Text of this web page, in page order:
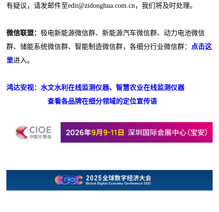
有疑议，请发邮件至edit@zidonghua.com.cn，我们将及时处理。
微信联盟：极电新能源微信群、新能源汽车微信群、动力电池微信
群、储能系统微信群、智能制造微信群，各细分行业微信群：
点击这
里进入。
鸿达安视：水文水利在线监测仪器、智慧农业在线监测仪器
查看各品牌在细分领域的定位宣传语